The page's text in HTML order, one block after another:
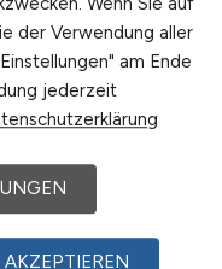
der Verwendung aller
am Ende
jederzeit
AKZEPTIEREN